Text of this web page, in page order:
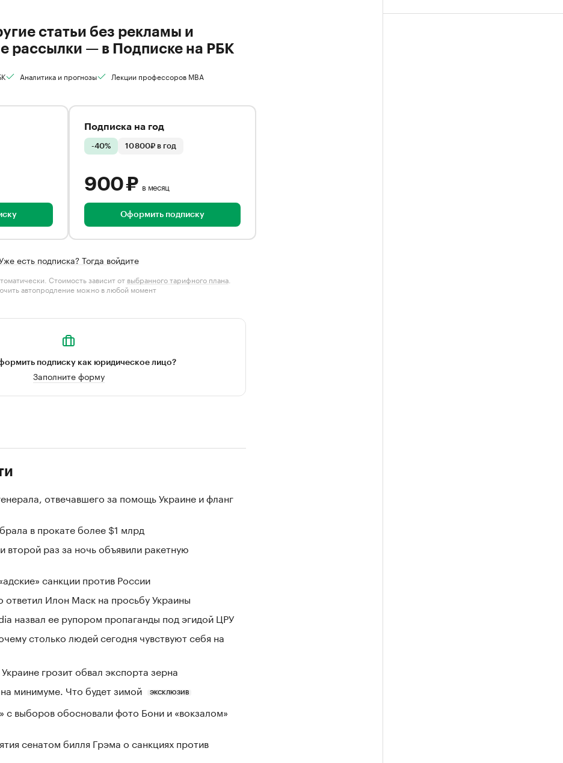
статьи без рекламы и
рассылки — в Подписке на РБК
Аналитика и прогнозы Лекции профессоров MBA
Подписка на год
-40% 10 800₽ в год
900 ₽ в месяц
Оформить подписку
есть подписка? Тогда войдите
Стоимость зависит от выбранного тарифного плана.
автопродление можно в любой момент
подписку как юридическое лицо?
Заполните форму
отвечавшего за помощь Украине и фланг
в прокате более $1 млрд
второй раз за ночь объявили ракетную
санкции против России
ответил Илон Маск на просьбу Украины
назвал ее рупором пропаганды под эгидой ЦРУ
столько людей сегодня чувствуют себя на
грозит обвал экспорта зерна
минимуме. Что будет зимой
ЭКСКЛЮЗИВ
с выборов обосновали фото Бони и «вокзалом»
сенатом билля Грэма о санкциях против